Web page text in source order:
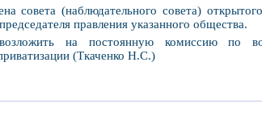
совета (наблюдательного совета)
правления указанного общества.
на постоянную комиссию по
(Ткаченко Н.С.)